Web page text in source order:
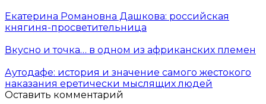
Екатерина Романовна Дашкова: российская
княгиня-просветительница
Вкусно и точка… в одном из африканских племен
Аутодафе: история и значение самого жестокого
наказания еретически мыслящих людей
Оставить комментарий